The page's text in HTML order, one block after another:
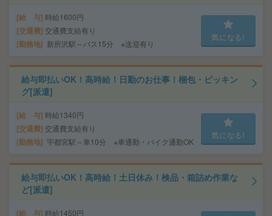
給 与 時給1600円
交通費 交通費支給有り
勤務地 新所沢駅～バス15分 ※送迎有り
気になる!
給与即払いOK！高時給！日勤のお仕事！梱包・ピッキン
グ[派遣]
給 与 時給1340円
交通費 交通費支給有り
勤務地 宇都宮駅～車10分 ※車通勤・バイク通勤OK
気になる!
給与即払いOK！高時給！土日休み！検品・箱詰め作業な
ど[派遣]
給 与 時給1450円